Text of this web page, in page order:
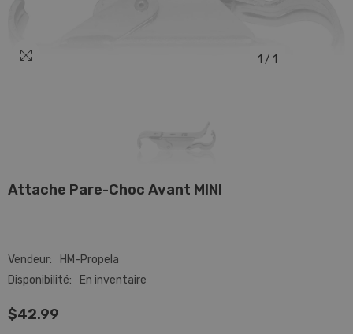
1 / 1
Attache Pare-Choc Avant MINI
Vendeur:
HM-Propela
Disponibilité:
En inventaire
$42.99